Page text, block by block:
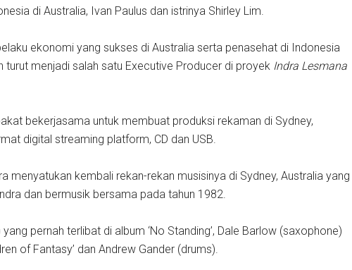
di Australia, Ivan Paulus dan istrinya Shirley Lim.
ekonomi yang sukses di Australia serta penasehat di Indonesia
turut menjadi salah satu Executive Producer di proyek Indra Lesmana
bekerjasama untuk membuat produksi rekaman di Sydney,
digital streaming platform, CD dan USB.
menyatukan kembali rekan-rekan musisinya di Sydney, Australia yang
dan bermusik bersama pada tahun 1982.
pernah terlibat di album ‘No Standing’, Dale Barlow (saxophone)
of Fantasy’ dan Andrew Gander (drums).